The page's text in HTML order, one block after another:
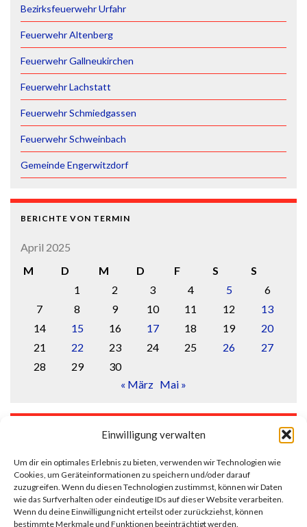
Einwilligung verwalten
Um dir ein optimales Erlebnis zu bieten, verwenden wir Technologien wie
Cookies, um Geräteinformationen zu speichern und/oder darauf
zuzugreifen. Wenn du diesen Technologien zustimmst, können wir Daten
wie das Surfverhalten oder eindeutige IDs auf dieser Website verarbeiten.
Wenn du deine Einwilligung nicht erteilst oder zurückziehst, können
bestimmte Merkmale und Funktionen beeinträchtigt werden.
Bezirksfeuerwehr Urfahr
Feuerwehr Altenberg
Feuerwehr Gallneukirchen
Feuerwehr Lachstatt
Feuerwehr Schmiedgassen
Feuerwehr Schweinbach
Gemeinde Engerwitzdorf
BERICHTE VON TERMIN
April 2025
M
D M D F S
S
1
2 3 4 5
6
7
8 9 10 11 12
13
14
15 16 17 18 19
20
21
22 23 24 25 26
27
28
29
30
« März Mai »
Anmelden
Eintrags-Feed
Kommentar-Feed